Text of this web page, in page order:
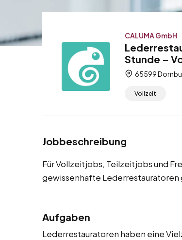
CALUMA GmbH
Stunde –
65599
Vollzeit
Jobbeschreibung
Für Vollzeitjobs, Teilzeitjobs und
gewissenhafte Lederrestauratoren
Aufgaben
Lederrestauratoren haben eine